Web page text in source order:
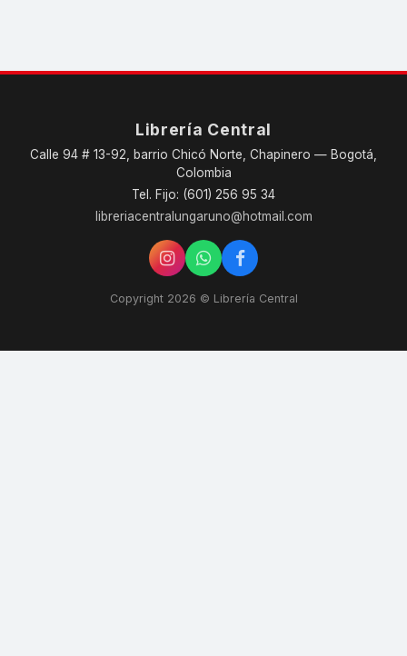
Librería Central
Calle 94 # 13-92, barrio Chicó Norte, Chapinero — Bogotá,
Colombia
Tel. Fijo: (601) 256 95 34
libreriacentralungaruno@hotmail.com
Copyright 2026 © Librería Central